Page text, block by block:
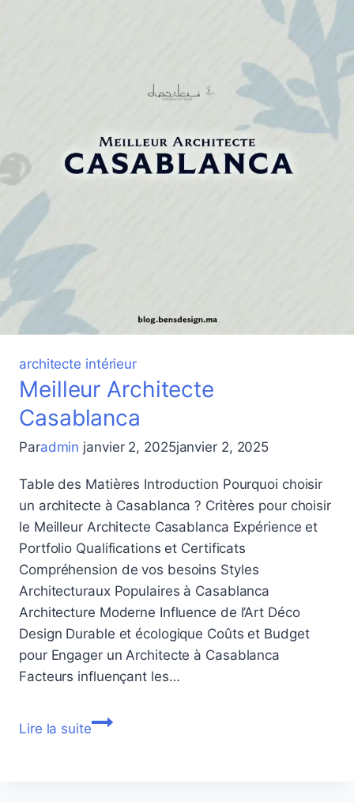
architecte intérieur
Meilleur Architecte
Casablanca
Paradmin janvier 2, 2025janvier 2, 2025
Table des Matières Introduction Pourquoi choisir
un architecte à Casablanca ? Critères pour choisir
le Meilleur Architecte Casablanca Expérience et
Portfolio Qualifications et Certificats
Compréhension de vos besoins Styles
Architecturaux Populaires à Casablanca
Architecture Moderne Influence de l’Art Déco
Design Durable et écologique Coûts et Budget
pour Engager un Architecte à Casablanca
Facteurs influençant les…
Lire la suiteMeilleur